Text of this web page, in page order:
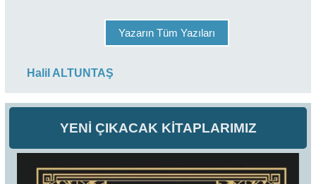
YENİ ÇIKACAK KİTAPLARIMIZ
Yazarın Tüm Yazıları
Halil ALTUNTAŞ